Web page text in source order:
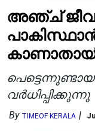
അഞ്ച്
വർധിപ്പിക്കുന്നു
By TIMEOF KERALA